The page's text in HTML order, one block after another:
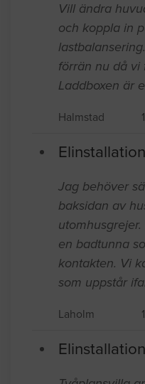
Vill ändra
och koppla in
förrän nu då vi
Laddboxen är
Halmstad
Elinstallation
Jag behöver
baksidan av
en badtunna
kontakten. Vi
som uppstår
Laholm
Elinstallation